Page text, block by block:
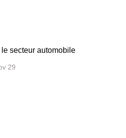
secteur automobile
29